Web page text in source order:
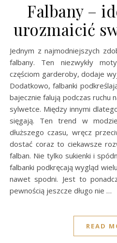
Falbany –
urozmaicić
Jednym z najmodniejszych zdobień w ostatnim czasie są
falbany. Ten niezwykły
częściom garderoby, dodaje
Dodatkowo, falbanki
bajecznie falują podczas ruchu
sylwetce. Między innymi
sięgają. Ten trend w
dłuższego czasu, wręcz
dostać coraz to ciekawsze
falban. Nie tylko sukienki i
falbanki podkręcają wygląd
nawet spodni. Jest to
pewnością jeszcze długo nie …
READ